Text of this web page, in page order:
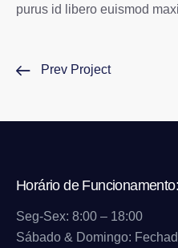
purus id libero euismod
Prev Project
Horário de Funcionamento:
Seg-Sex: 8:00 – 18:00
Sábado & Domingo: